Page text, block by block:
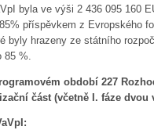
byla ve výši 2 436 095 160
příspěvkem z Evropského
byly hrazeny ze státního
%.
období 227
část (včetně I. fáze